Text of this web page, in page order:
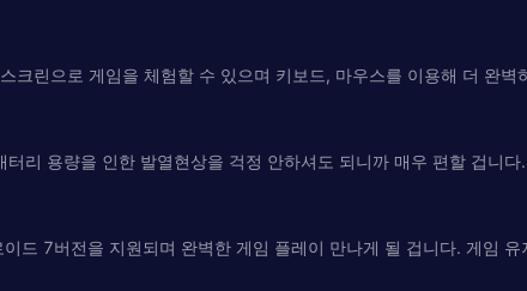
크린으로 게임을 체험할 수 있으며 키보드, 마우스를 이용해 더 완벽
리 용량을 인한 발열현상을 걱정 안하셔도 되니까 매우 편할 겁니다.
드 7버전을 지원되며 완벽한 게임 플레이 만나게 될 겁니다. 게임